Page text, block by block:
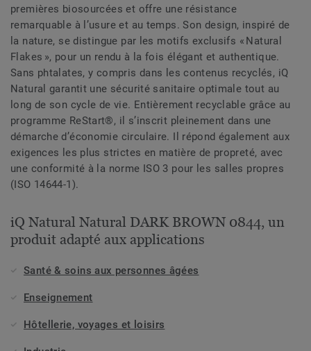
premières biosourcées et offre une résistance
remarquable à l’usure et au temps. Son design, inspiré de
la nature, se distingue par les motifs exclusifs « Natural
Flakes », pour un rendu à la fois élégant et authentique.
Sans phtalates, y compris dans les contenus recyclés, iQ
Natural garantit une sécurité sanitaire optimale tout au
long de son cycle de vie. Entièrement recyclable grâce au
programme ReStart®, il s’inscrit pleinement dans une
démarche d’économie circulaire. Il répond également aux
exigences les plus strictes en matière de propreté, avec
une conformité à la norme ISO 3 pour les salles propres
(ISO 14644-1).
iQ Natural Natural DARK BROWN 0844, un
produit adapté aux applications
Santé & soins aux personnes âgées
Enseignement
Hôtellerie, voyages et loisirs